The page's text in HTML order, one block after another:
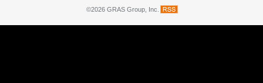
©2026 GRAS Group, Inc.